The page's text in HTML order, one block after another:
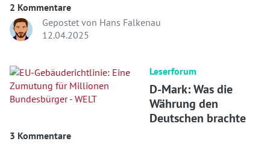
2 Kommentare
Gepostet von Hans Falkenau
12.04.2025
Leserforum
D-Mark: Was die
Währung den
Deutschen brachte
3 Kommentare